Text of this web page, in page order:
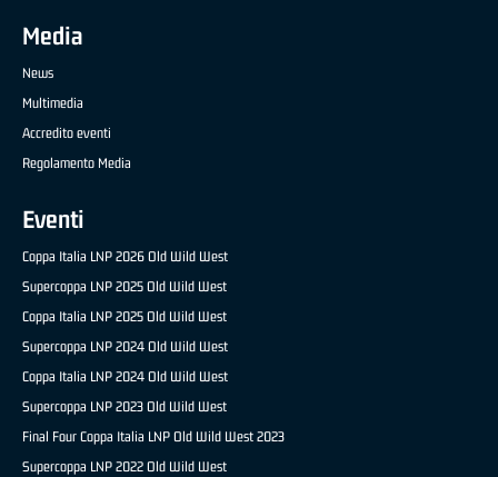
Media
News
Multimedia
Accredito eventi
Regolamento Media
Eventi
Coppa Italia LNP 2026 Old Wild West
Supercoppa LNP 2025 Old Wild West
Coppa Italia LNP 2025 Old Wild West
Supercoppa LNP 2024 Old Wild West
Coppa Italia LNP 2024 Old Wild West
Supercoppa LNP 2023 Old Wild West
Final Four Coppa Italia LNP Old Wild West 2023
Supercoppa LNP 2022 Old Wild West